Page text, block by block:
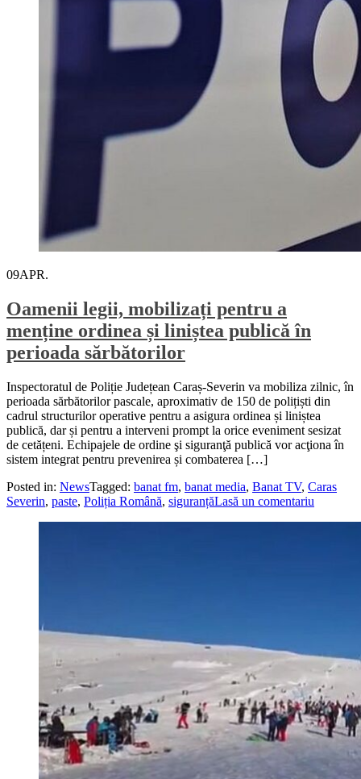
09APR.
Oamenii legii, mobilizați pentru a
menține ordinea și liniștea publică în
perioada sărbătorilor
Inspectoratul de Poliție Județean Caraș-Severin va mobiliza zilnic, în
perioada sărbătorilor pascale, aproximativ de 150 de polițiști din
cadrul structurilor operative pentru a asigura ordinea și liniștea
publică, dar și pentru a interveni prompt la orice eveniment sesizat
de cetățeni. Echipajele de ordine şi siguranţă publică vor acţiona în
sistem integrat pentru prevenirea și combaterea […]
Posted in: NewsTagged: banat fm, banat media, Banat TV, Caras
Severin, paste, Poliția Română, siguranțăLasă un comentariu